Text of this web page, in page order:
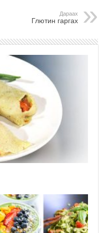
Дараах
Глютин гаргах